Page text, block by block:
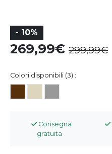
- 10%
269,99 299,99
Colori disponibili (3) :
Consegna
gratuita